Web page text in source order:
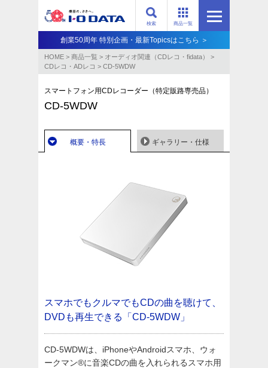
商品一覧
検索
創業50周年 特別企画・最新Topicsはこちら ＞
HOME > 商品一覧 > オーディオ関連（CDレコ・fidata）
>
CDレコ・ADレコ > CD-5WDW
スマートフォン用CDレコーダー（特定販路専売品）
CD-5WDW
概要・特長 ギャラリー・仕様
スマホでもクルマでもCDの曲を聴けて、
DVDも再生できる「CD-5WDW」
CD-5WDWは、iPhoneやAndroidスマホ、ウォ
ークマン®に音楽CDの曲を入れられるスマホ用